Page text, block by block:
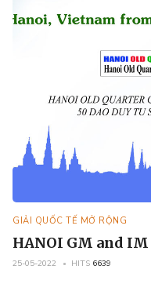
GIẢI QUỐC TẾ MỞ RỘNG
HANOI GM and
25-05-2022 HITS 6639